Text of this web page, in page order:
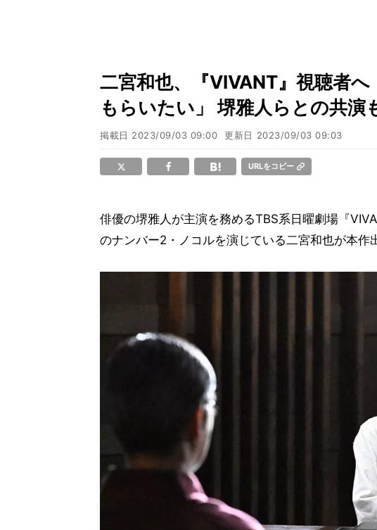
二宮和也、『VIVANT』視聴者
もらいたい」 堺雅人らとの共演
掲載日 2023/09/03 09:00 更新日 2023/09/03 09:03
URLをコピー
俳優の堺雅人が主演を務めるTBS系日曜劇場『
のナンバー2・ノコルを演じている二宮和也が本作